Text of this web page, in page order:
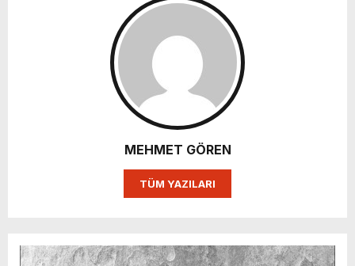
MEHMET GÖREN
TÜM YAZILARI